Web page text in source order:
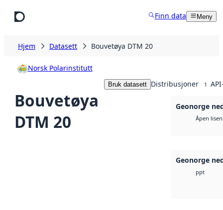
Finn data Meny
Hjem Datasett Bouvetøya DTM 20
Norsk Polarinstitutt
Bouvetøya
DTM 20
Bruk datasett Distribusjoner 1
Geonorge
Åpen
Geonorge
ppt